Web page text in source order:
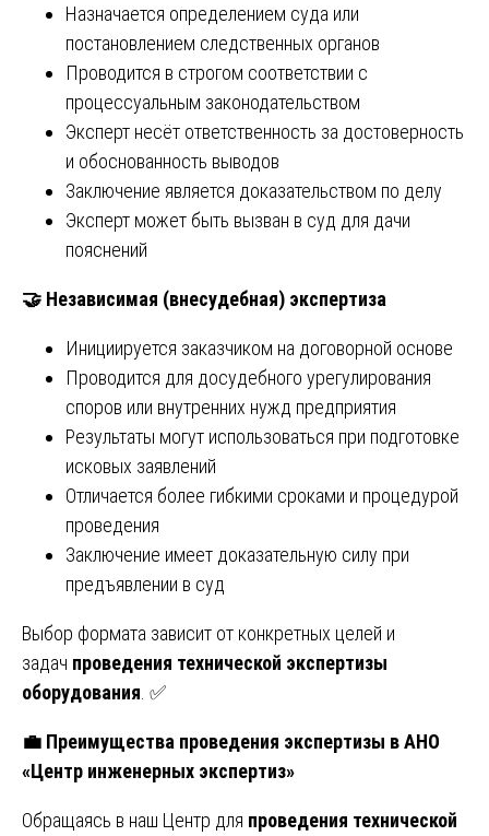
Назначается определением суда или
постановлением следственных органов
Проводится в строгом соответствии с
процессуальным законодательством
Эксперт несёт ответственность за достоверность
и обоснованность выводов
Заключение является доказательством по делу
Эксперт может быть вызван в суд для дачи
пояснений
🤝 Независимая (внесудебная) экспертиза
Инициируется заказчиком на договорной основе
Проводится для досудебного урегулирования
споров или внутренних нужд предприятия
Результаты могут использоваться при подготовке
исковых заявлений
Отличается более гибкими сроками и процедурой
проведения
Заключение имеет доказательную силу при
предъявлении в суд
Выбор формата зависит от конкретных целей и
задач проведения технической экспертизы
оборудования . ✅
💼 Преимущества проведения экспертизы в АНО
«Центр инженерных экспертиз»
Обращаясь в наш Центр для проведения технической